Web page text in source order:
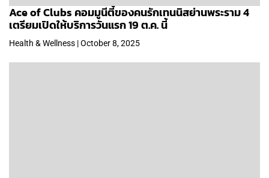
Ace of Clubs คอมมูนีตี้ของคนรักเทนนิสย่านพระราม 4
เตรียมเปิดให้บริการวันแรก 19 ต.ค. นี้
Health & Wellness | October 8, 2025